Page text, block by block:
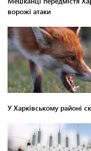
ворожі атаки
У Харківському районі